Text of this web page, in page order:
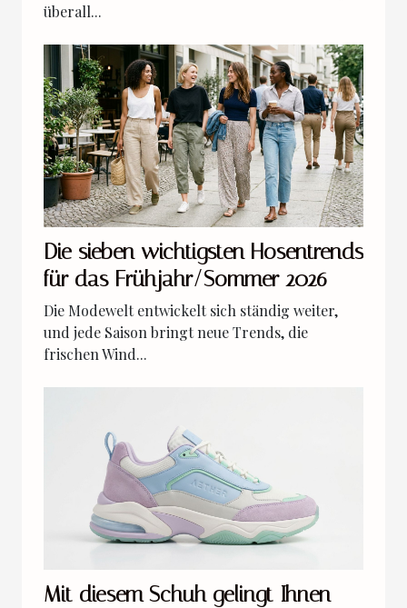
überall...
Die sieben wichtigsten Hosentrends
für das Frühjahr/Sommer 2026
Die Modewelt entwickelt sich ständig weiter,
und jede Saison bringt neue Trends, die
frischen Wind...
Mit diesem Schuh gelingt Ihnen